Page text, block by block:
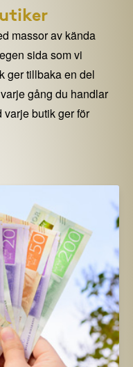
massor av kända
sida som vi
ger tillbaka en del
gång du handlar
varje butik ger för